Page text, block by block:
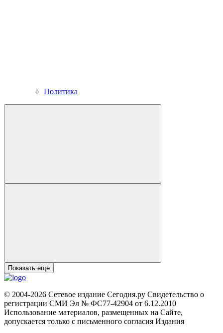
Политика
Показать еще
© 2004-2026 Сетевое издание Сегодня.ру Свидетельство о
регистрации СМИ Эл № ФС77-42904 от 6.12.2010
Использование материалов, размещенных на Сайте,
допускается только с письменного согласия Издания